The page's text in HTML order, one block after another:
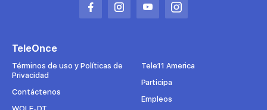
Abrir
pestaña
Abrir
pestaña
Abrir
pestaña
Abrir
pestaña
TeleOnce
Términos de uso y Políticas de
Privacidad
Contáctenos
Tele11 America
Participa
Empleos